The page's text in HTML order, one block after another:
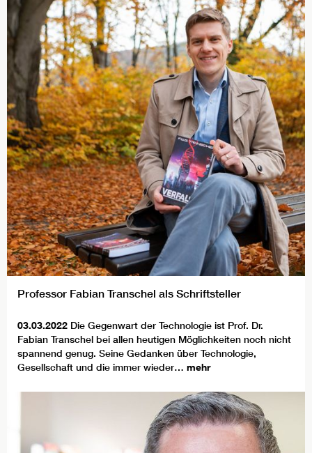
Professor Fabian Transchel als Schriftsteller
03.03.2022 Die Gegenwart der Technologie ist Prof. Dr.
Fabian Transchel bei allen heutigen Möglichkeiten noch nicht
spannend genug. Seine Gedanken über Technologie,
Gesellschaft und die immer wieder… mehr